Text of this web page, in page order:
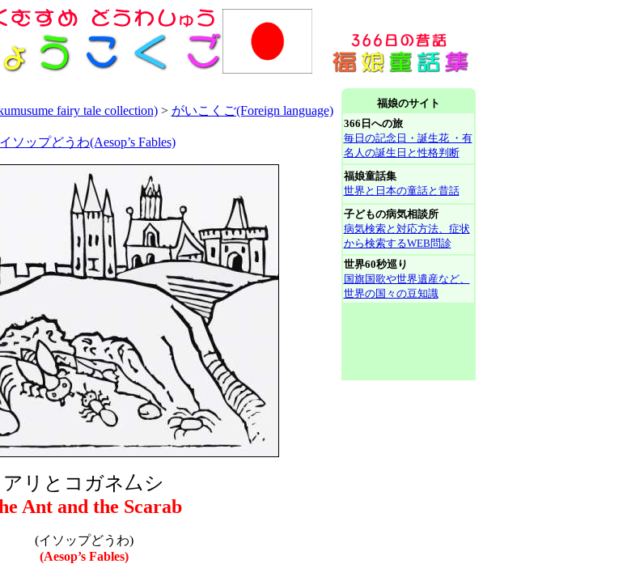
fairy tale collection)> がいこくご(Foreign language)
イソップどうわ(Aesop’s Fables)
アリとコガネ厶シ
Ant and the Scarab
(イソップどうわ)
(Aesop’s Fables)
福娘のサイト
366日への旅
毎日の記念日・誕生花 ・有
名人の誕生日と性格判断
福娘童話集
世界と日本の童話と昔話
子どもの病気相談所
病気検索と対応方法、症状
から検索するWEB問診
世界60秒巡り
国旗国歌や世界遺産など、
世界の国々の豆知識